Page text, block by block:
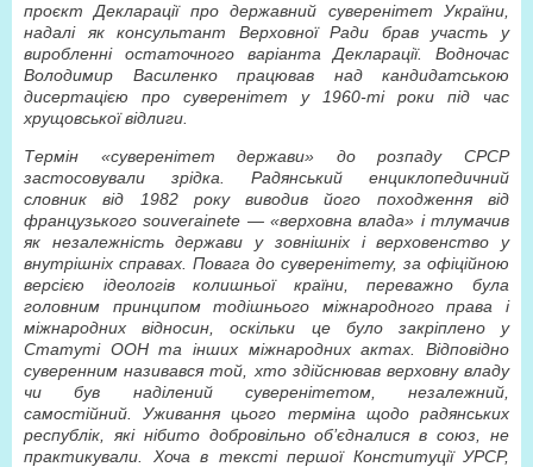
проєкт Декларації про державний суверенітет України,
надалі як консультант Верховної Ради брав участь у
виробленні остаточного варіанта Декларації. Водночас
Володимир Василенко працював над кандидатською
дисертацією про суверенітет у 1960-ті роки під час
хрущовської відлиги.
Термiн «суверенiтет держави» до розпаду СРСР
застосовували зрiдка. Радянський енциклопедичний
словник вiд 1982 року виводив його походження вiд
французького souverainete — «верховна влада» i тлумачив
як незалежнiсть держави у зовнiшнiх i верховенство у
внутрiшнiх справах. Повага до суверенiтету, за офiцiйною
версiєю iдеологiв колишньої країни, переважно була
головним принципом тодiшнього мiжнародного права i
мiжнародних вiдносин, оскiльки це було закрiплено у
Статуті ООН та iнших мiжнародних актах. Вiдповiдно
суверенним називався той, хто здiйснював верховну владу
чи був надiлений суверенiтетом, незалежний,
самостiйний. Уживання цього термiна щодо радянських
республiк, якi нiбито добровiльно об’єдналися в союз, не
практикували. Хоча в текстi першої Конституцiї УРСР,